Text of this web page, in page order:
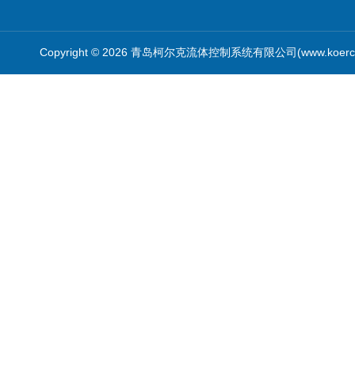
Copyright © 2026 青岛柯尔克流体控制系统有限公司